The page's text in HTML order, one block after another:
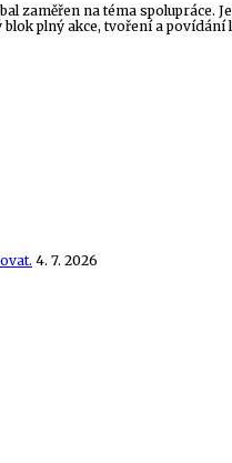
zaměřen na téma spolupráce.
plný akce, tvoření a
4. 7. 2026